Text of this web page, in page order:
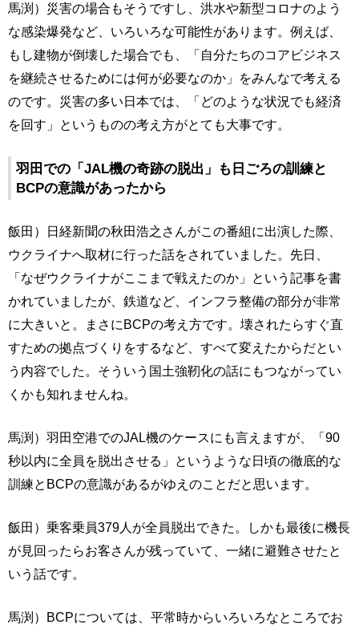
馬渕）災害の場合もそうですし、洪水や新型コロナのよう
な感染爆発など、いろいろな可能性があります。例えば、
もし建物が倒壊した場合でも、「自分たちのコアビジネス
を継続させるためには何が必要なのか」をみんなで考える
のです。災害の多い日本では、「どのような状況でも経済
を回す」というものの考え方がとても大事です。
羽田での「JAL機の奇跡の脱出」も日ごろの訓練と
BCPの意識があったから
飯田）日経新聞の秋田浩之さんがこの番組に出演した際、
ウクライナへ取材に行った話をされていました。先日、
「なぜウクライナがここまで戦えたのか」という記事を書
かれていましたが、鉄道など、インフラ整備の部分が非常
に大きいと。まさにBCPの考え方です。壊されたらすぐ直
すための拠点づくりをするなど、すべて変えたからだとい
う内容でした。そういう国土強靭化の話にもつながってい
くかも知れませんね。
馬渕）羽田空港でのJAL機のケースにも言えますが、「90
秒以内に全員を脱出させる」というような日頃の徹底的な
訓練とBCPの意識があるがゆえのことだと思います。
飯田）乗客乗員379人が全員脱出できた。しかも最後に機長
が見回ったらお客さんが残っていて、一緒に避難させたと
いう話です。
馬渕）BCPについては、平常時からいろいろなところでお